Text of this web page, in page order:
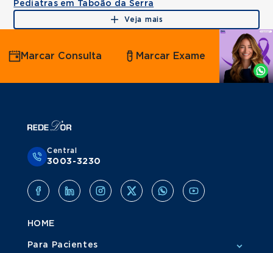
Pediatras em Taboão da Serra
Veja mais
Agende
por
Whatsapp
Marcar Consulta Marcar Exame
Central
3003-3230
HOME
Para Pacientes